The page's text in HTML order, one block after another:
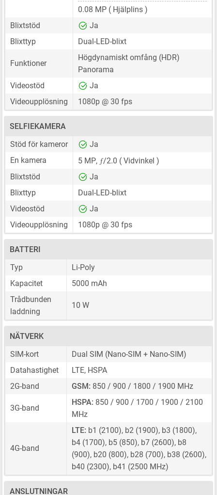
0.08 MP ( Hjälplins )
Blixtstöd
Ja
Blixttyp
Dual-LED-blixt
Funktioner
Högdynamiskt omfång (HDR)
Panorama
Videostöd
Ja
Videoupplösning
1080p @ 30 fps
SELFIEKAMERA
Stöd för kameror
Ja
En kamera
5 MP, ƒ/2.0 ( Vidvinkel )
Blixtstöd
Ja
Blixttyp
Dual-LED-blixt
Videostöd
Ja
Videoupplösning
1080p @ 30 fps
BATTERI
Typ
Li-Poly
Kapacitet
5000 mAh
Trådbunden
laddning
10 W
NÄTVERK
SIM-kort
Dual SIM (Nano-SIM + Nano-SIM)
Datahastighet
LTE, HSPA
2G-band
GSM: 850 / 900 / 1800 / 1900 MHz
3G-band
HSPA: 850 / 900 / 1700 / 1900 / 2100
MHz
4G-band
LTE: b1 (2100), b2 (1900), b3 (1800),
b4 (1700), b5 (850), b7 (2600), b8
(900), b20 (800), b28 (700), b38 (2600),
b40 (2300), b41 (2500 MHz)
ANSLUTNINGAR